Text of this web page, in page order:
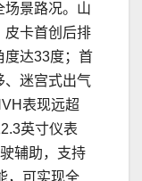
场景路况。山
皮卡首创后排
度达33度；首
、迷宫式出气
表现远超
英寸仪表
辅助，支持
，可实现全